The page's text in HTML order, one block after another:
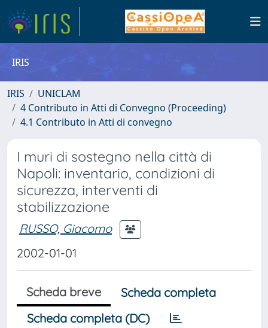
IRIS
IRIS
UNICLAM
4 Contributo in Atti di Convegno (Proceeding)
4.1 Contributo in Atti di convegno
I muri di sostegno nella città di
Napoli: inventario, condizioni di
sicurezza, interventi di
stabilizzazione
RUSSO, Giacomo
2002-01-01
Scheda breve
Scheda completa
Scheda completa (DC)